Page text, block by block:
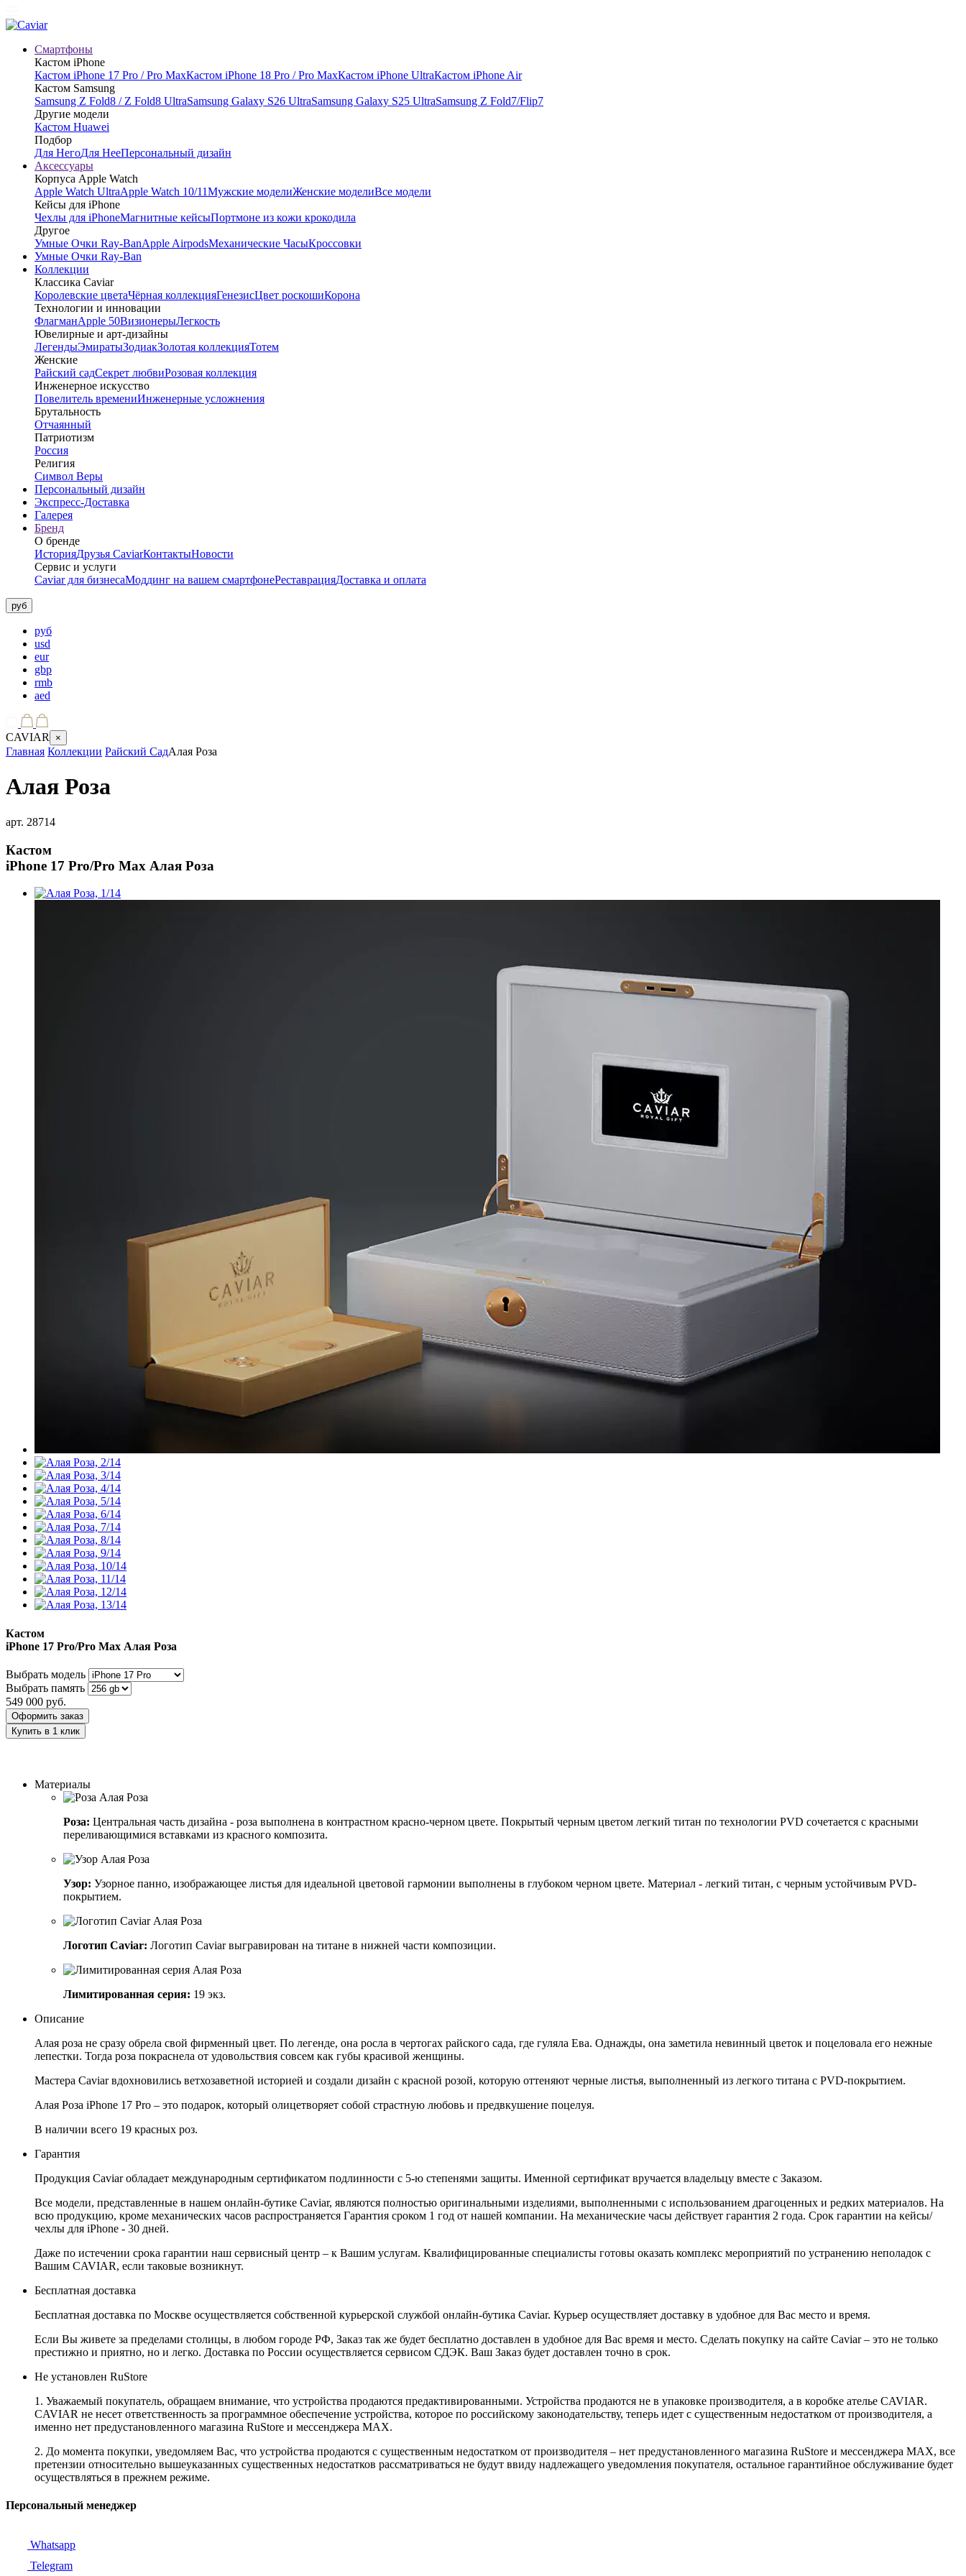
Смартфоны
Кастом iPhone
Кастом iPhone 17 Pro / Pro MaxКастом iPhone 18 Pro / Pro MaxКастом iPhone UltraКастом iPhone Air
Кастом Samsung
Samsung Z Fold8 / Z Fold8 UltraSamsung Galaxy S26 UltraSamsung Galaxy S25 UltraSamsung Z Fold7/Flip7
Другие модели
Кастом Huawei
Подбор
Для НегоДля НееПерсональный дизайн
Аксессуары
Корпуса Apple Watch
Apple Watch UltraApple Watch 10/11Мужские моделиЖенские моделиВсе модели
Кейсы для iPhone
Чехлы для iPhoneМагнитные кейсыПортмоне из кожи крокодила
Другое
Умные Очки Ray-BanApple AirpodsМеханические ЧасыКроссовки
Умные Очки Ray-Ban
Коллекции
Классика Caviar
Королевские цветаЧёрная коллекцияГенезисЦвет роскошиКорона
Технологии и инновации
ФлагманApple 50ВизионерыЛегкость
Ювелирные и арт-дизайны
ЛегендыЭмиратыЗодиакЗолотая коллекцияТотем
Женские
Райский садСекрет любвиРозовая коллекция
Инженерное искусство
Повелитель времениИнженерные усложнения
Брутальность
Отчаянный
Патриотизм
Россия
Религия
Символ Веры
Персональный дизайн
Экспресс-Доставка
Галерея
Бренд
О бренде
ИсторияДрузья CaviarКонтактыНовости
Сервис и услуги
Caviar для бизнесаМоддинг на вашем смартфонеРеставрацияДоставка и оплата
руб
руб
usd
eur
gbp
rmb
aed
CAVIAR ×
Главная Коллекции Райский СадАлая Роза
Алая Роза
арт. 28714
Кастом
iPhone 17 Pro/Pro Max Алая Роза
Кастом
iPhone 17 Pro/Pro Max Алая Роза
Выбрать модель
Выбрать память
549 000 руб.
Оформить заказ
Купить в 1 клик
Материалы
Роза: Центральная часть дизайна - роза выполнена в контрастном красно-черном цвете. Покрытый черным цветом легкий титан по технологии PVD сочетается с красными
переливающимися вставками из красного композита.
Узор: Узорное панно, изображающее листья для идеальной цветовой гармонии выполнены в глубоком черном цвете. Материал - легкий титан, с черным устойчивым PVD-
покрытием.
Логотип Caviar: Логотип Caviar выгравирован на титaне в нижней части композиции.
Лимитированная серия: 19 экз.
Описание
Алая роза не сразу обрела свой фирменный цвет. По легенде, она росла в чертогах райского сада, где гуляла Ева. Однажды, она заметила невинный цветок и поцеловала его нежные
лепестки. Тогда роза покраснела от удовольствия совсем как губы красивой женщины.
Мастера Caviar вдохновились ветхозаветной историей и создали дизайн с красной розой, которую оттеняют черные листья, выполненный из легкого титана с PVD-покрытием.
Алая Роза iPhone 17 Pro – это подарок, который олицетворяет собой страстную любовь и предвкушение поцелуя.
В наличии всего 19 красных роз.
Гарантия
Продукция Caviar обладает международным сертификатом подлинности с 5-ю степенями защиты. Именной сертификат вручается владельцу вместе с Заказом.
Все модели, представленные в нашем онлайн-бутике Caviar, являются полностью оригинальными изделиями, выполненными с использованием драгоценных и редких материалов. На
всю продукцию, кроме механических часов распространяется Гарантия сроком 1 год от нашей компании. На механические часы действует гарантия 2 года. Срок гарантии на кейсы/
чехлы для iPhone - 30 дней.
Даже по истечении срока гарантии наш сервисный центр – к Вашим услугам. Квалифицированные специалисты готовы оказать комплекс мероприятий по устранению неполадок с
Вашим CAVIAR, если таковые возникнут.
Бесплатная доставка
Бесплатная доставка по Москве осуществляется собственной курьерской службой онлайн-бутика Caviar. Курьер осуществляет доставку в удобное для Вас место и время.
Если Вы живете за пределами столицы, в любом городе РФ, Заказ так же будет бесплатно доставлен в удобное для Вас время и место. Сделать покупку на сайте Caviar – это не только
престижно и приятно, но и легко. Доставка по России осуществляется сервисом СДЭК. Ваш Заказ будет доставлен точно в срок.
Не установлен RuStore
1. Уважаемый покупатель, обращаем внимание, что устройства продаются предактивированными. Устройства продаются не в упаковке производителя, а в коробке ателье CAVIAR.
CAVIAR не несет ответственность за программное обеспечение устройства, которое по российскому законодательству, теперь идет с существенным недостатком от производителя, а
именно нет предустановленного магазина RuStore и мессенджера MAX.
2. До момента покупки, уведомляем Вас, что устройства продаются с существенным недостатком от производителя – нет предустановленного магазина RuStore и мессенджера MAX, все
претензии относительно вышеуказанных существенных недостатков рассматриваться не будут ввиду надлежащего уведомления покупателя, остальное гарантийное обслуживание будет
осуществляться в прежнем режиме.
Персональный менеджер
Whatsapp
Telegram